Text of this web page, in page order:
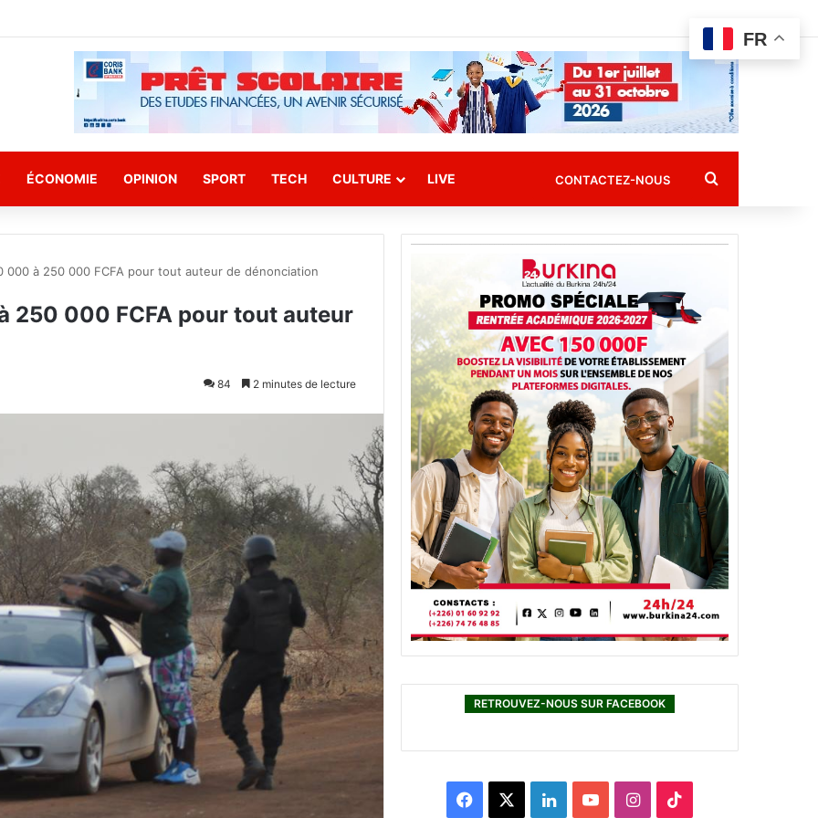
ÉCONOMIE OPINION SPORT TECH CULTURE LIVE CONTACTEZ-NOUS Rechercher
000 à 250 000 FCFA pour tout auteur de dénonciation
250 000 FCFA pour tout auteur
84 2 minutes de lecture
RETROUVEZ-NOUS SUR FACEBOOK
L
I
FR